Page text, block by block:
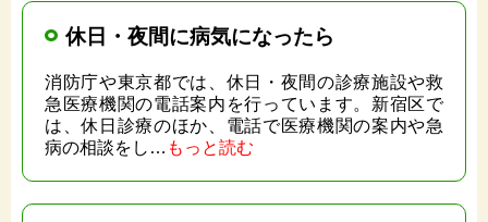
休日・夜間に病気になったら
消防庁や東京都では、休日・夜間の診療施設や救
急医療機関の電話案内を行っています。新宿区で
は、休日診療のほか、電話で医療機関の案内や急
病の相談をし… もっと読む